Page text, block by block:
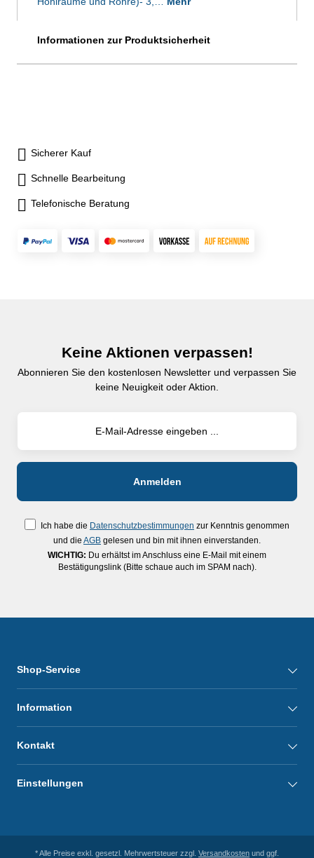
Informationen zur Produktsicherheit
Sicherer Kauf
Schnelle Bearbeitung
Telefonische Beratung
Keine Aktionen verpassen!
Abonnieren Sie den kostenlosen Newsletter und verpassen Sie
keine Neuigkeit oder Aktion.
Ich habe die Datenschutzbestimmungen zur Kenntnis genommen
und die AGB gelesen und bin mit ihnen einverstanden.
WICHTIG: Du erhältst im Anschluss eine E-Mail mit einem
Bestätigungslink (Bitte schaue auch im SPAM nach).
Shop-Service
Information
Kontakt
Einstellungen
* Alle Preise exkl. gesetzl. Mehrwertsteuer zzgl. Versandkosten und ggf.